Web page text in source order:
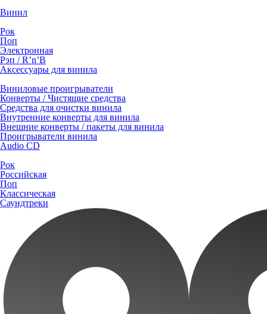
Винил
Рок
Поп
Электронная
Рэп / R’n’B
Аксессуары для винила
Виниловые проигрыватели
Конверты / Чистящие средства
Средства для очистки винила
Внутренние конверты для винила
Внешние конверты / пакеты для винила
Проигрыватели винила
Audio CD
Рок
Российская
Поп
Классическая
Саундтреки